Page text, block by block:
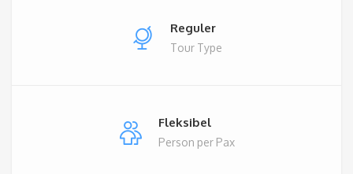
Reguler
Tour Type
Fleksibel
Person per Pax